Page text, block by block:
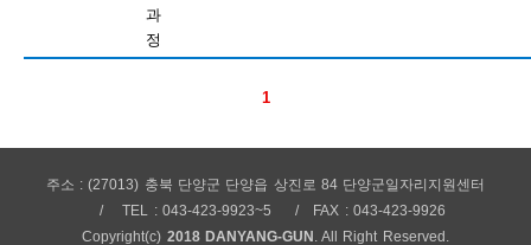
과
정
1
주소 : (27013) 충북 단양군 단양읍 상진로 84 단양군일자리지원센터
TEL : 043-423-9923~5
FAX : 043-423-9926
Copyright(c) 2018 DANYANG-GUN . All Right Reserved.